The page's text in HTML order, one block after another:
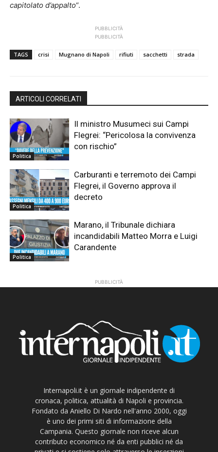
capitolato d’appalto“.
PUBBLICITÀ
PUBBLICITÀ
TAGS crisi Mugnano di Napoli rifiuti sacchetti strada
ARTICOLI CORRELATI
Politica
Il ministro Musumeci sui Campi
Flegrei: “Pericolosa la convivenza
con rischio”
Politica
Carburanti e terremoto dei Campi
Flegrei, il Governo approva il
decreto
Politica
Marano, il Tribunale dichiara
incandidabili Matteo Morra e Luigi
Carandente
PUBBLICITÀ
Internapoli.it è un giornale indipendente di
cronaca, politica, attualità di Napoli e provincia.
Fondato da Aniello Di Nardo nell'anno 2000, oggi
è uno dei primi siti di informazione della
Campania. Questo giornale non riceve alcun
contributo economico né da enti pubblici né da